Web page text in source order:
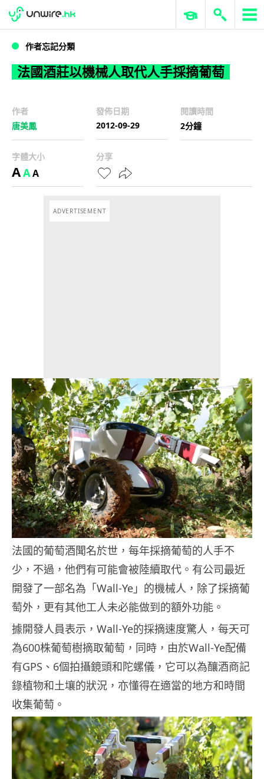
法國酒莊以機械人取代人手採摘葡萄
WWDC 2026 ERP 與商業 AI
作者忘記分類
法國酒莊以機械人取代人手採摘葡萄
作者
唐美鳳
發佈日期
2012-09-29
閱讀時間
2分鐘
字體大小
AAA
分享
ADVERTISEMENT
法國的葡萄酒聞名於世，每年採摘葡萄的人手不
少，不過，他們有可能會被陸續取代。有公司最近
開發了一部名為「Wall-Ye」的機械人，除了採摘葡
萄外，更有其他工人未必能做到的額外功能。
據開發人員表示，Wall-Ye的採摘速度驚人，每天可
為600株葡萄樹摘取葡萄，同時，由於Wall-Ye配備
有GPS、6個拍攝鏡頭和陀螺儀，它可以為釀酒商記
錄植物和土壤的狀況，亦懂得在適當的地方和時間
收集葡萄。